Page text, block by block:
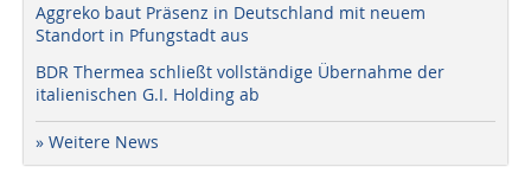
Aggreko baut Präsenz in Deutschland mit neuem
Standort in Pfungstadt aus
BDR Thermea schließt vollständige Übernahme der
italienischen G.I. Holding ab
» Weitere News